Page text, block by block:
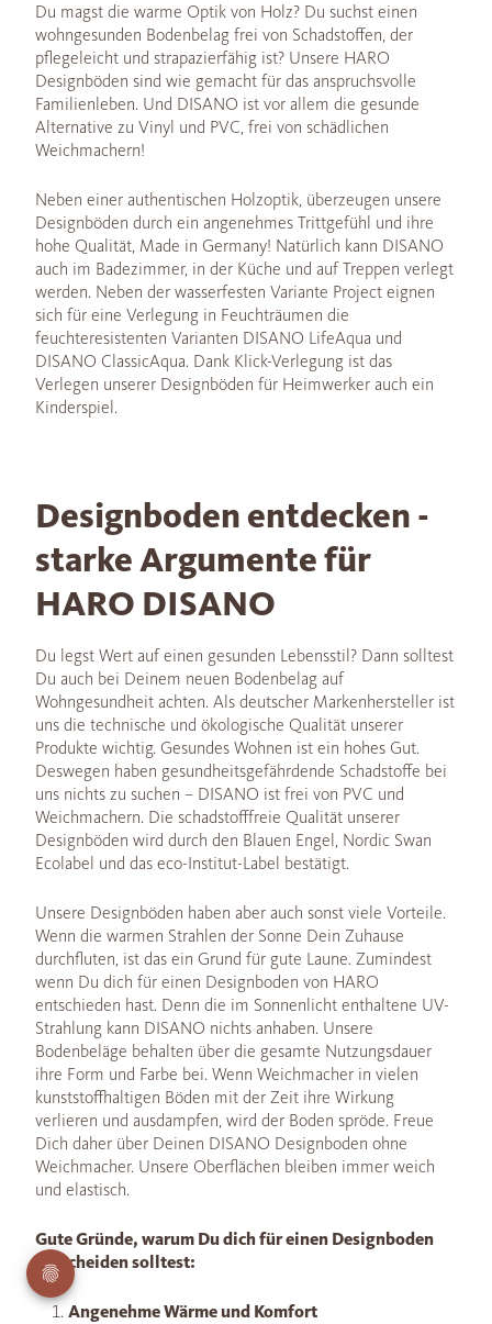
Du magst die warme Optik von Holz? Du suchst einen
wohngesunden Bodenbelag frei von Schadstoffen, der
pflegeleicht und strapazierfähig ist? Unsere HARO
Designböden sind wie gemacht für das anspruchsvolle
Familienleben. Und DISANO ist vor allem die gesunde
Alternative zu Vinyl und PVC, frei von schädlichen
Weichmachern!
Neben einer authentischen Holzoptik, überzeugen unsere
Designböden durch ein angenehmes Trittgefühl und ihre
hohe Qualität, Made in Germany! Natürlich kann DISANO
auch im Badezimmer, in der Küche und auf Treppen verlegt
werden. Neben der wasserfesten Variante Project eignen
sich für eine Verlegung in Feuchträumen die
feuchteresistenten Varianten DISANO LifeAqua und
DISANO ClassicAqua. Dank Klick-Verlegung ist das
Verlegen unserer Designböden für Heimwerker auch ein
Kinderspiel.
Designboden entdecken -
starke Argumente für
HARO DISANO
Du legst Wert auf einen gesunden Lebensstil? Dann solltest
Du auch bei Deinem neuen Bodenbelag auf
Wohngesundheit achten. Als deutscher Markenhersteller ist
uns die technische und ökologische Qualität unserer
Produkte wichtig. Gesundes Wohnen ist ein hohes Gut.
Deswegen haben gesundheitsgefährdende Schadstoffe bei
uns nichts zu suchen – DISANO ist frei von PVC und
Weichmachern. Die schadstofffreie Qualität unserer
Designböden wird durch den Blauen Engel, Nordic Swan
Ecolabel und das eco-Institut-Label bestätigt.
Unsere Designböden haben aber auch sonst viele Vorteile.
Wenn die warmen Strahlen der Sonne Dein Zuhause
durchfluten, ist das ein Grund für gute Laune. Zumindest
wenn Du dich für einen Designboden von HARO
entschieden hast. Denn die im Sonnenlicht enthaltene UV-
Strahlung kann DISANO nichts anhaben. Unsere
Bodenbeläge behalten über die gesamte Nutzungsdauer
ihre Form und Farbe bei. Wenn Weichmacher in vielen
kunststoffhaltigen Böden mit der Zeit ihre Wirkung
verlieren und ausdampfen, wird der Boden spröde. Freue
Dich daher über Deinen DISANO Designboden ohne
Weichmacher. Unsere Oberflächen bleiben immer weich
und elastisch.
Gute Gründe, warum Du dich für einen Designboden
entscheiden solltest:
Angenehme Wärme und Komfort